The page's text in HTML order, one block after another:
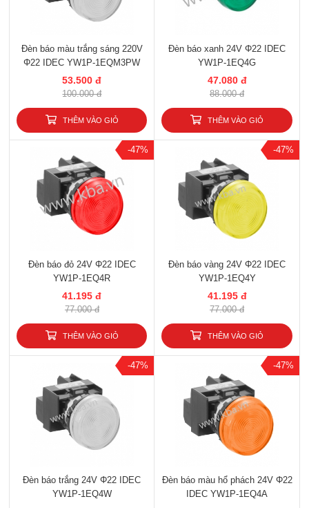
Đèn báo màu trắng sáng 220V
Φ22 IDEC YW1P-1EQM3PW
53.500 đ
100.000 đ
THÊM VÀO GIỎ
Đèn báo xanh 24V Φ22 IDEC
YW1P-1EQ4G
47.080 đ
88.000 đ
THÊM VÀO GIỎ
-47%
Đèn báo đỏ 24V Φ22 IDEC
YW1P-1EQ4R
41.195 đ
77.000 đ
THÊM VÀO GIỎ
-47%
Đèn báo vàng 24V Φ22 IDEC
YW1P-1EQ4Y
41.195 đ
77.000 đ
THÊM VÀO GIỎ
-47%
Đèn báo trắng 24V Φ22 IDEC
YW1P-1EQ4W
-47%
Đèn báo màu hổ phách 24V Φ22
IDEC YW1P-1EQ4A